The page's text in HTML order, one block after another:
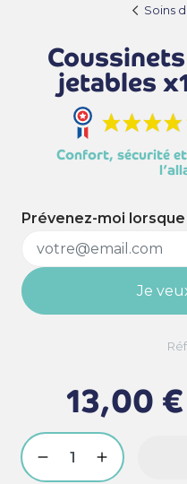
Soins
jetables
Confort, sécurité
Prévenez-moi
Je
13,00 €